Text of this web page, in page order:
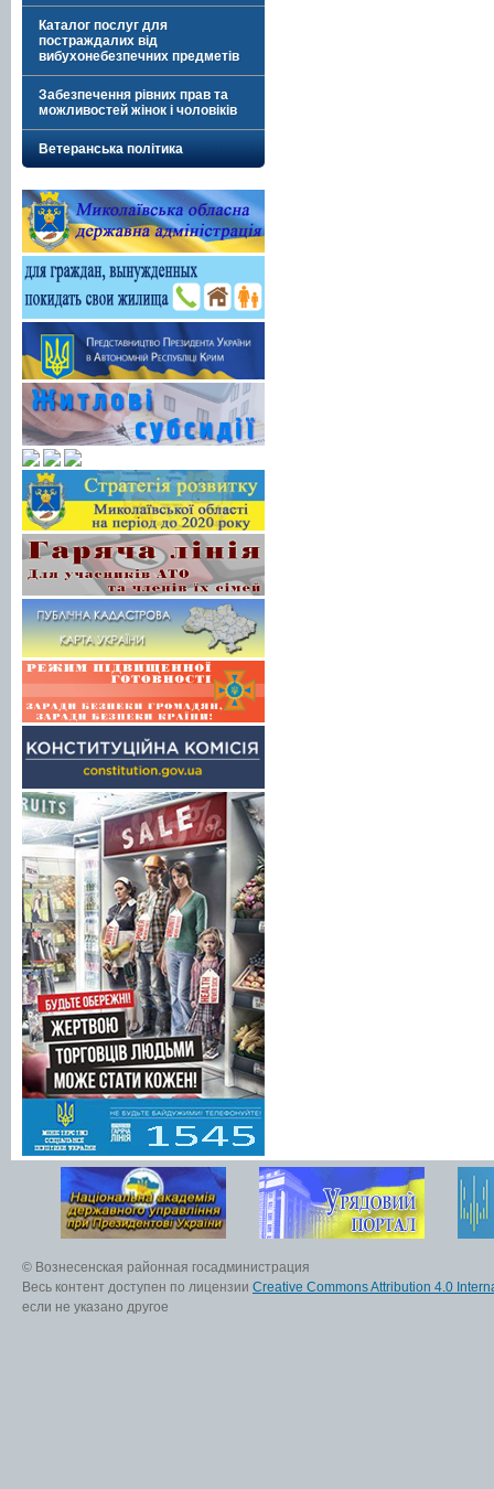
Каталог послуг для
постраждалих від
вибухонебезпечних предметів
Забезпечення рівних прав та
можливостей жінок і чоловіків
Ветеранська політика
© Вознесенская районная госадминистрация
Весь контент доступен по лицензии Creative Commons Attribution 4.0
если не указано другое